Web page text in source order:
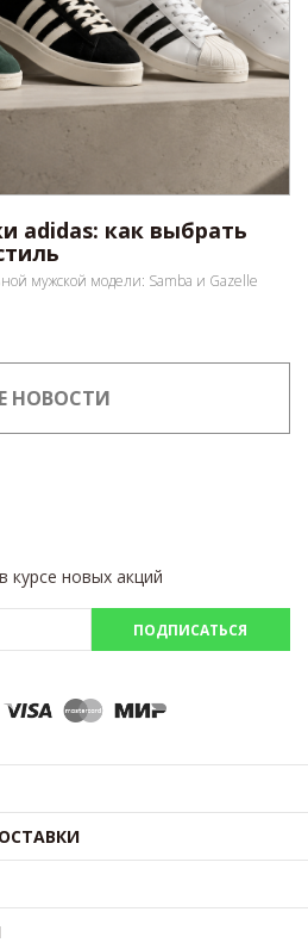
adidas: как выбрать
мужской модели: Samba и Gazelle
НОВОСТИ
курсе новых акций
ПОДПИСАТЬСЯ